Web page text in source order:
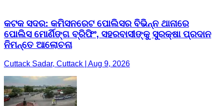
କଟକ ସଦର: କମିସନରେଟ ପୋଲିସର ବିଭିନ୍ନ ଥାନାରେ
ପୋଲିସ ମୋର୍ଣିଙ୍ଗ ବ୍ରିଫିଂ, ସହରବାସୀଙ୍କୁ ସୁରକ୍ଷା ପ୍ରଦାନ
ନିମନ୍ତେ ଆଲୋଚନା
Cuttack Sadar, Cuttack | Aug 9, 2026